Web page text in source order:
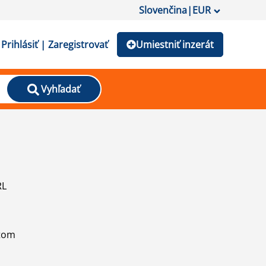
Slovenčina|EUR
Prihlásiť | Zaregistrovať Umiestniť inzerát
Vyhľadať